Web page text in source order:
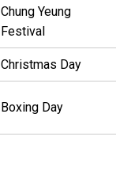
Chung Yeung
Festival
Christmas Day
Boxing Day